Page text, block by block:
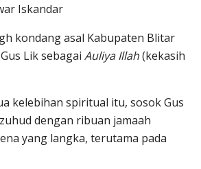
Iskandar
kondang asal Kabupaten Blitar
Lik sebagai Auliya Illah(kekasih
kelebihan spiritual itu, sosok Gus
dengan ribuan jamaah
yang langka, terutama pada